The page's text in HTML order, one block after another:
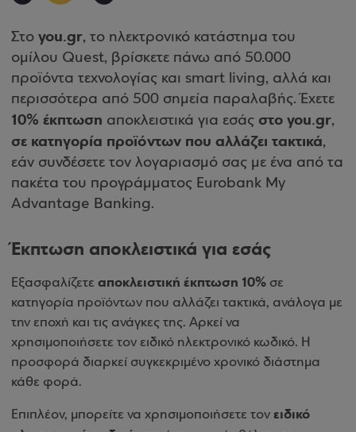
Στο you.gr, το ηλεκτρονικό κατάστημα του
ομίλου Quest, βρίσκετε πάνω από 50.000
προϊόντα τεχνολογίας και smart living, αλλά και
περισσότερα από 500 σημεία παραλαβής. Έχετε
10% έκπτωση αποκλειστικά για εσάς στο you.gr,
σε κατηγορία προϊόντων που αλλάζει τακτικά,
εάν συνδέσετε τον λογαριασμό σας με ένα από τα
πακέτα του προγράμματος Eurobank My
Advantage Banking.
Έκπτωση αποκλειστικά για εσάς
Εξασφαλίζετε αποκλειστική έκπτωση 10% σε
κατηγορία προϊόντων που αλλάζει τακτικά, ανάλογα με
την εποχή και τις ανάγκες της. Αρκεί να
χρησιμοποιήσετε τον ειδικό ηλεκτρονικό κωδικό. Η
προσφορά διαρκεί συγκεκριμένο χρονικό διάστημα
κάθε φορά.
Επιπλέον, μπορείτε να χρησιμοποιήσετε τον ειδικό